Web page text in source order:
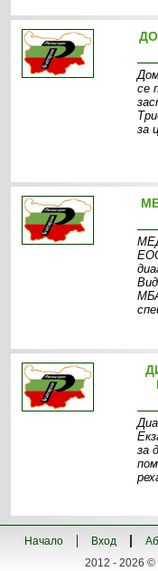
се
за
за
Начало Вход
2012 - 2026 ©